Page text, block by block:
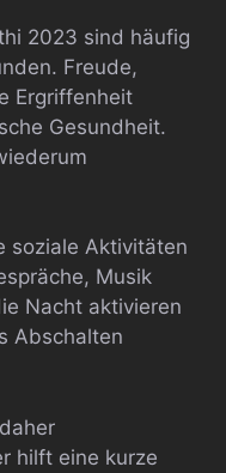
2023 sind häufig
Freude,
Ergriffenheit
Gesundheit.
soziale Aktivitäten
Musik
Nacht aktivieren
Abschalten
hilft eine kurze